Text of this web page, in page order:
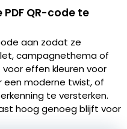
PDF QR-code te
aan zodat ze
campagnethema of
voor effen kleuren voor
een moderne twist, of
te versterken.
hoog genoeg blijft voor